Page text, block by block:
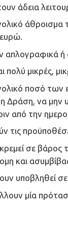
άδεια
άθροισμα
απλογραφικά ή
πολύ μικρές,
ποσό των
Δράση, να μην
από την
τις
σε βάρος
και
υποβληθεί
μία